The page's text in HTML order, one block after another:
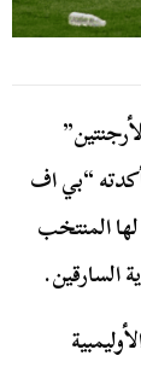
“بي اف
المنتخب